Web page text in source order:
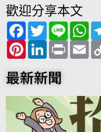
歡迎分享本文
F
a
c
e
b
o
o
T
w
i
t
t
e
r
L
i
n
e
W
h
a
t
s
P
i
n
t
e
e
s
t
L
i
n
k
e
I
n
P
r
i
E
m
a
最新新聞